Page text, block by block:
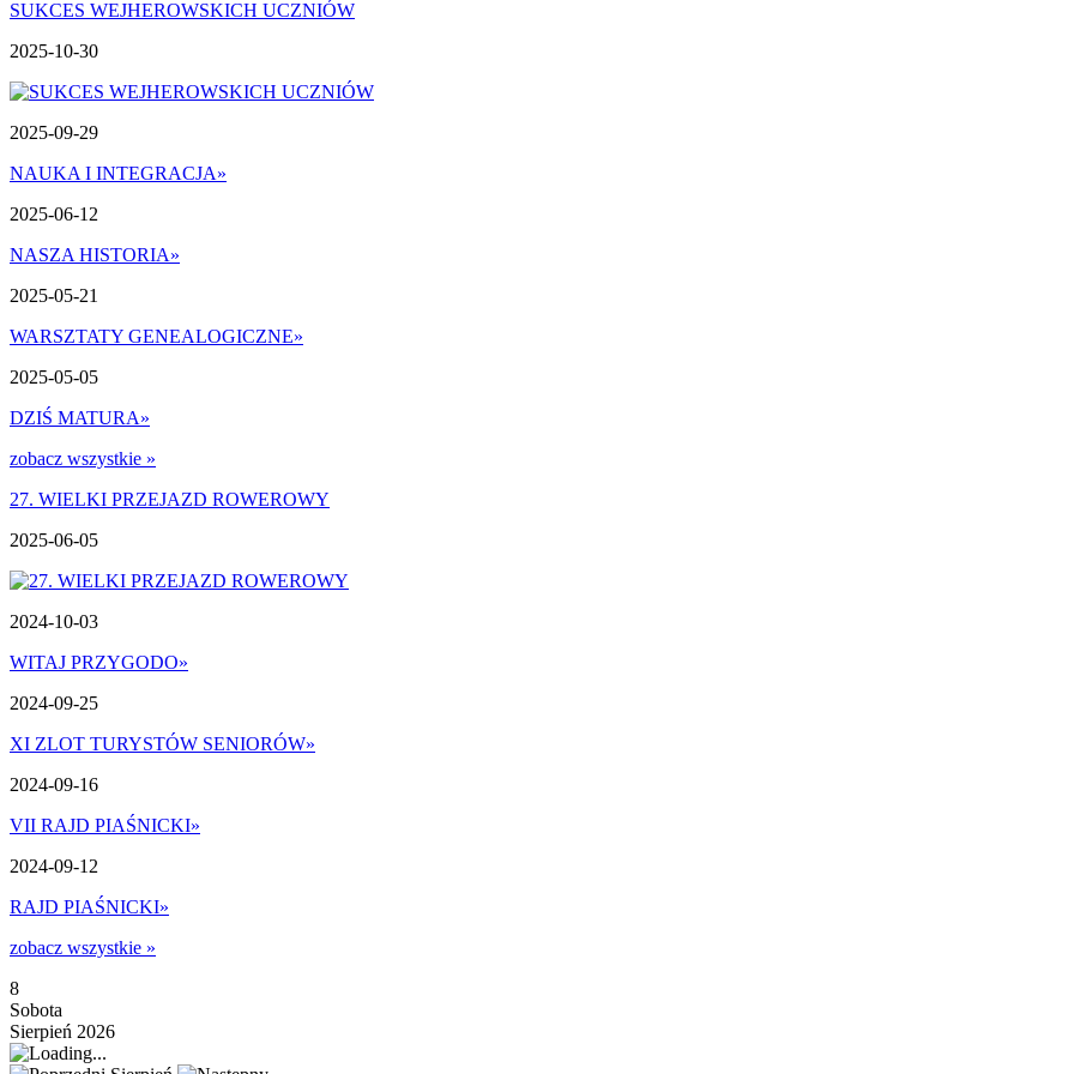
SUKCES WEJHEROWSKICH UCZNIÓW
2025-10-30
2025-09-29
NAUKA I INTEGRACJA»
2025-06-12
NASZA HISTORIA»
2025-05-21
WARSZTATY GENEALOGICZNE»
2025-05-05
DZIŚ MATURA»
zobacz wszystkie »
27. WIELKI PRZEJAZD ROWEROWY
2025-06-05
2024-10-03
WITAJ PRZYGODO»
2024-09-25
XI ZLOT TURYSTÓW SENIORÓW»
2024-09-16
VII RAJD PIAŚNICKI»
2024-09-12
RAJD PIAŚNICKI»
zobacz wszystkie »
8
Sobota
Sierpień 2026